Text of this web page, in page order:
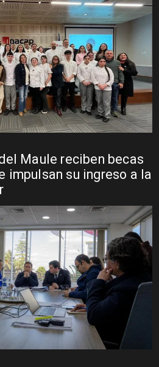
Maule reciben becas
impulsan su ingreso a la